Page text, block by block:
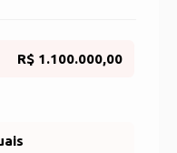
R$ 1.100.000,00